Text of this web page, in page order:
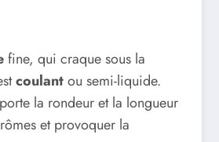
fine, qui craque sous la
coulantou semi-liquide.
la rondeur et la longueur
et provoquer la